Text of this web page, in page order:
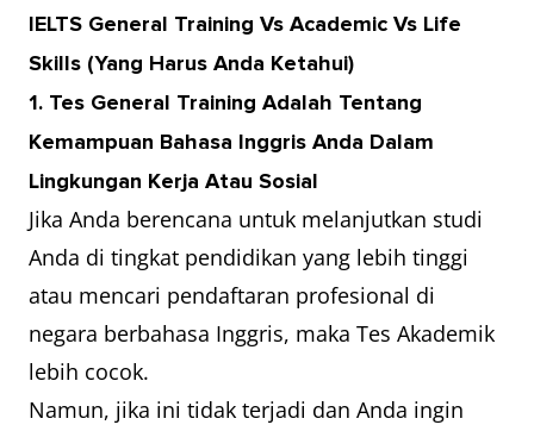
IELTS General Training Vs Academic Vs Life
Skills (Yang Harus Anda Ketahui)
1. Tes General Training Adalah Tentang
Kemampuan Bahasa Inggris Anda Dalam
Lingkungan Kerja Atau Sosial
Jika Anda berencana untuk melanjutkan studi
Anda di tingkat pendidikan yang lebih tinggi
atau mencari pendaftaran profesional di
negara berbahasa Inggris, maka Tes Akademik
lebih cocok.
Namun, jika ini tidak terjadi dan Anda ingin